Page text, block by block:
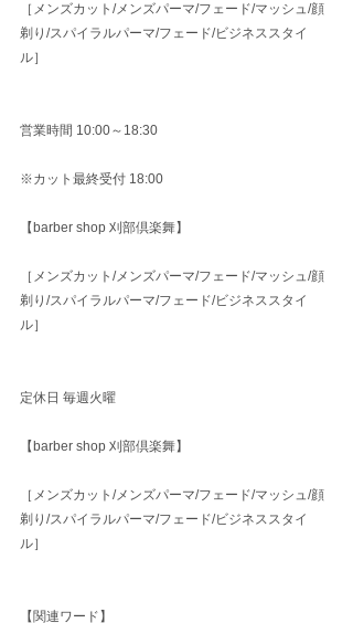
［メンズカット/メンズパーマ/フェード/マッシュ/顔
剃り/スパイラルパーマ/フェード/ビジネススタイ
ル］
営業時間 10:00～18:30
※カット最終受付 18:00
【barber shop 刈部倶楽舞】
［メンズカット/メンズパーマ/フェード/マッシュ/顔
剃り/スパイラルパーマ/フェード/ビジネススタイ
ル］
定休日 毎週火曜
【barber shop 刈部倶楽舞】
［メンズカット/メンズパーマ/フェード/マッシュ/顔
剃り/スパイラルパーマ/フェード/ビジネススタイ
ル］
【関連ワード】